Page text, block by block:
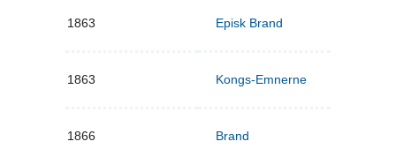
1863 Episk Brand
1863 Kongs-Emnerne
1866 Brand